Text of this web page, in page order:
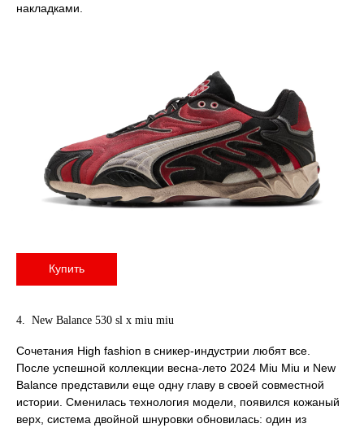
накладками.
Купить
4. New Balance 530 sl x miu miu
Сочетания High fashion в сникер-индустрии любят все.
После успешной коллекции весна-лето 2024 Miu Miu и New
Balance представили еще одну главу в своей совместной
истории. Сменилась технология модели, появился кожаный
верх, система двойной шнуровки обновилась: один из